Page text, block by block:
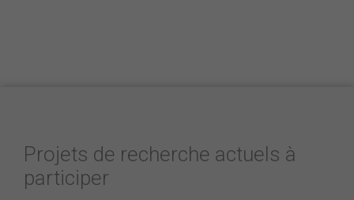
Projets de recherche actuels à
participer